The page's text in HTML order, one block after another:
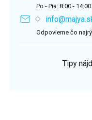
Po - Pia: 8:00 - 14:00
Odpovieme čo
Tipy